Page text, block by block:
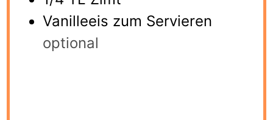
Vanilleeis zum Servieren
optional